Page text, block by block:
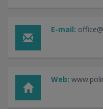
E-mail:
Web: